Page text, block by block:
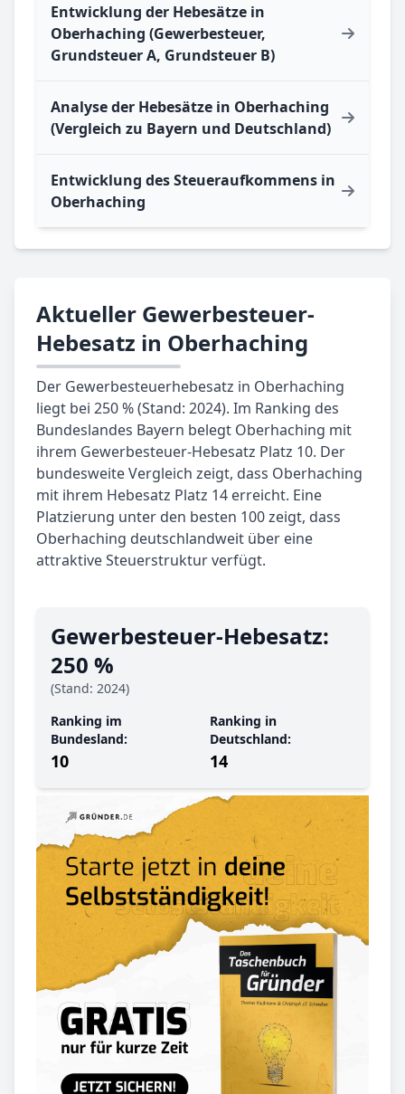
Entwicklung der Hebesätze in
Oberhaching (Gewerbesteuer,
Grundsteuer A, Grundsteuer B)
Analyse der Hebesätze in Oberhaching
(Vergleich zu Bayern und Deutschland)
Entwicklung des Steueraufkommens in
Oberhaching
Aktueller Gewerbesteuer-
Hebesatz in Oberhaching
Der Gewerbesteuerhebesatz in Oberhaching
liegt bei 250 % (Stand: 2024). Im Ranking des
Bundeslandes Bayern belegt Oberhaching mit
ihrem Gewerbesteuer-Hebesatz Platz 10. Der
bundesweite Vergleich zeigt, dass Oberhaching
mit ihrem Hebesatz Platz 14 erreicht. Eine
Platzierung unter den besten 100 zeigt, dass
Oberhaching deutschlandweit über eine
attraktive Steuerstruktur verfügt.
Gewerbe­steuer-Hebe­satz:
250 %
(Stand: 2024)
Ranking im
Bundesland:
10
Ranking in
Deutschland:
14